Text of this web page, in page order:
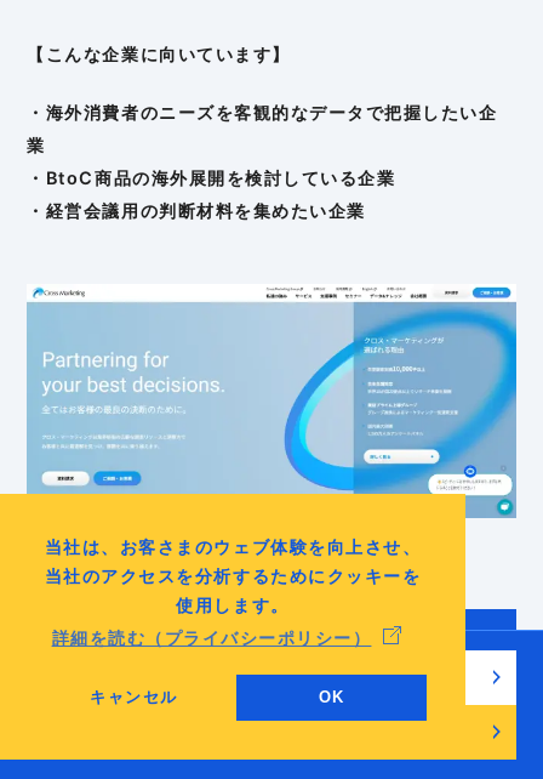
当社は、お客さまのウェブ体験を向上させ、
当社のアクセスを分析するためにクッキーを
使用します。
詳細を読む（プライバシーポリシー）
キャンセル OK
【こんな企業に向いています】
・海外消費者のニーズを客観的なデータで把握したい企
業
・BtoC商品の海外展開を検討している企業
・経営会議用の判断材料を集めたい企業
株式会社 未来トレンド研究機構 （旧 株式会社
1999年設立、市場、業界、競合、海外のリサーチ＆コン
サルティング、及び海外マーケティング支援（海外企業
無料でチェックリストを見る